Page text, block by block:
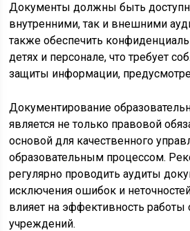
Документы должны быть
внутренними, так и внешними
также обеспечить
детях и персонале, что требует
защиты информации,
Документирование
является не только правовой
основой для качественного
образовательным процессом.
регулярно проводить аудиты
исключения ошибок и
влияет на эффективность работы
учреждений.